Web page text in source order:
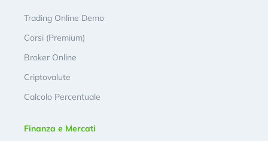
Trading Online Demo
Corsi (Premium)
Broker Online
Criptovalute
Calcolo Percentuale
Finanza e Mercati